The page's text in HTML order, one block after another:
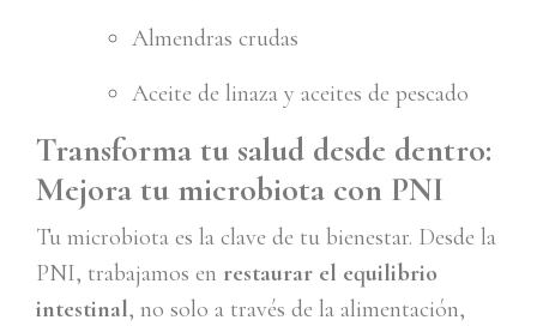
Almendras crudas
Aceite de linaza y aceites de pescado
Transforma tu salud desde dentro:
Mejora tu microbiota con PNI
Tu microbiota es la clave de tu bienestar. Desde la
PNI, trabajamos en restaurar el equilibrio
intestinal, no solo a través de la alimentación,